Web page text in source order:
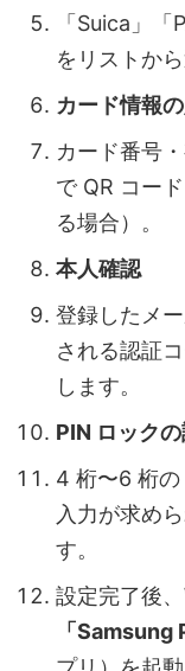
「Suica」
をリストから
カード情報
カード番号
で QR コー
る場合）。
本人確認
登録したメ
される認証
します。
PIN ロックの
4 桁〜6 桁の
入力が求め
す。
設定完了後
「Samsung